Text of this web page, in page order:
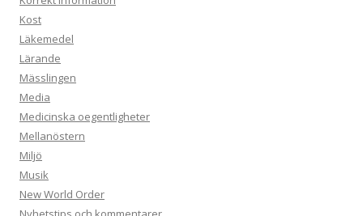
Kost
Läkemedel
Lärande
Mässlingen
Media
Medicinska oegentligheter
Mellanöstern
Miljö
Musik
New World Order